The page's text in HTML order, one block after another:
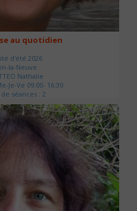
au quotidien
d'été 2026
la-Neuve
Nathalie
Je-Ve 09:00- 16:30
séances : 2
€